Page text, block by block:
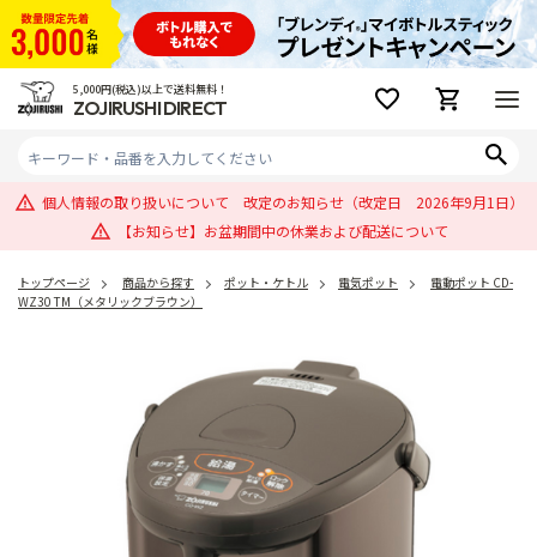
5,000円(税込)以上で送料無料！
ZOJIRUSHI DIRECT
個人情報の取り扱いについて 改定のお知らせ（改定日 2026年9月1日）
【お知らせ】お盆期間中の休業および配送について
トップページ 商品から探す ポット・ケトル 電気ポット
電動ポット CD-
WZ30 TM（メタリックブラウン）